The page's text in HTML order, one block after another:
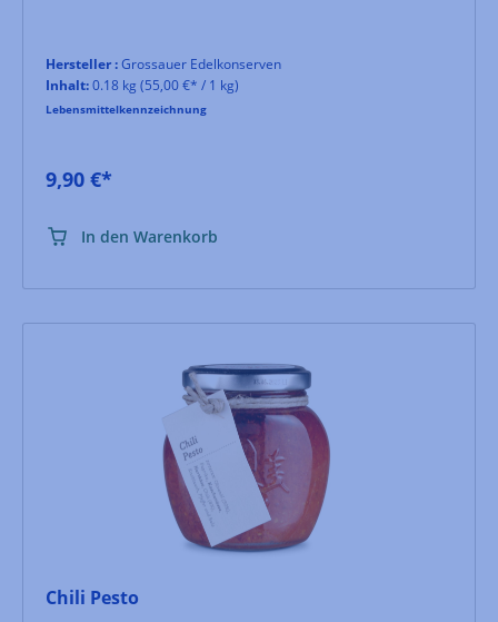
Hersteller :Grossauer Edelkonserven
Inhalt:0.18 kg (55,00 €* / 1 kg)
Lebensmittelkennzeichnung
9,90 €*
In den Warenkorb
Chili Pesto